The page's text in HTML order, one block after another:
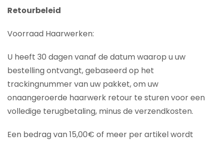
Retourbeleid
Voorraad Haarwerken:
U heeft 30 dagen vanaf de datum waarop u uw
bestelling ontvangt, gebaseerd op het
trackingnummer van uw pakket, om uw
onaangeroerde haarwerk retour te sturen voor een
volledige terugbetaling, minus de verzendkosten.
Een bedrag van 15,00€ of meer per artikel wordt